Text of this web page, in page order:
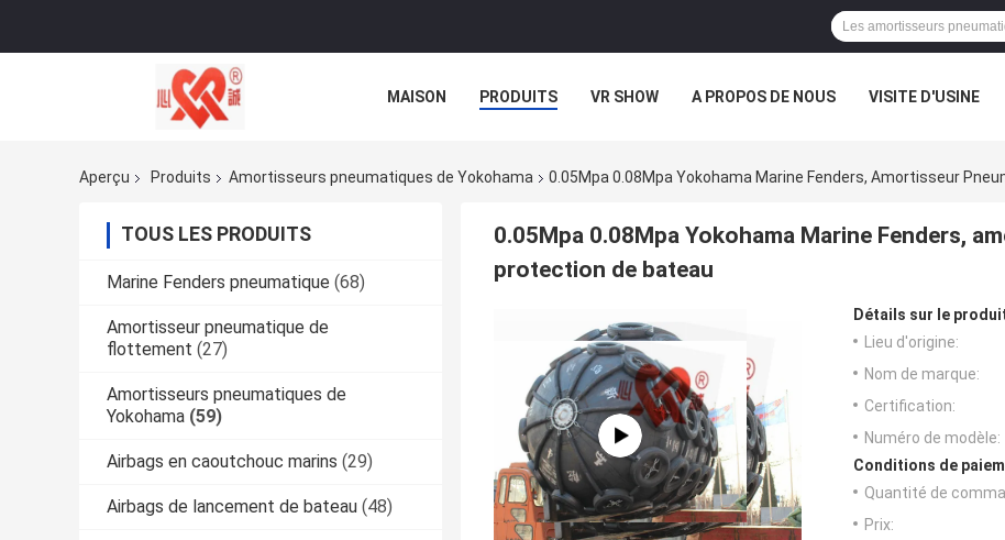
MAISON PRODUITS VR SHOW A PROPOS DE NOUS VISITE D'USINE
Aperçu
Produits Amortisseurs pneumatiques de Yokohama 0.05Mpa 0.08Mpa Yokohama Marine Fenders, Amortisseur
TOUS LES PRODUITS
Marine Fenders pneumatique (68)
Amortisseur pneumatique de
flottement (27)
Amortisseurs pneumatiques de
Yokohama (59)
Airbags en caoutchouc marins (29)
Airbags de lancement de bateau (48)
0.05Mpa 0.08Mpa Yokohama Marine Fenders,
protection de bateau
Détails sur le
Lieu d'origine:
Nom de marque:
Certification:
Numéro de modèle:
Conditions de
Quantité de
Prix: